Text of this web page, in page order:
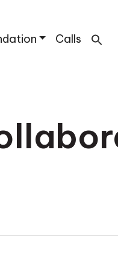
Calls